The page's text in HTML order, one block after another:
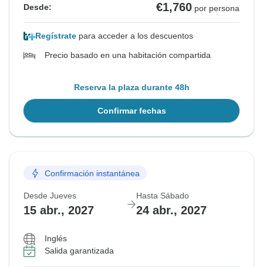
Desde: €1,760 por persona
Regístrate para acceder a los descuentos
Precio basado en una habitación compartida
Reserva la plaza durante 48h
Confirmar fechas
Confirmación instantánea
Desde Jueves
15 abr., 2027
Hasta Sábado
24 abr., 2027
Inglés
Salida garantizada